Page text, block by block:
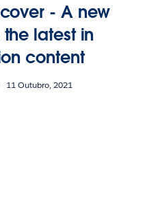
- A new
latest in
content
11 Outubro, 2021